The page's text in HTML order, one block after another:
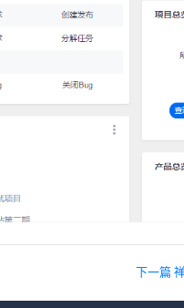
下一篇